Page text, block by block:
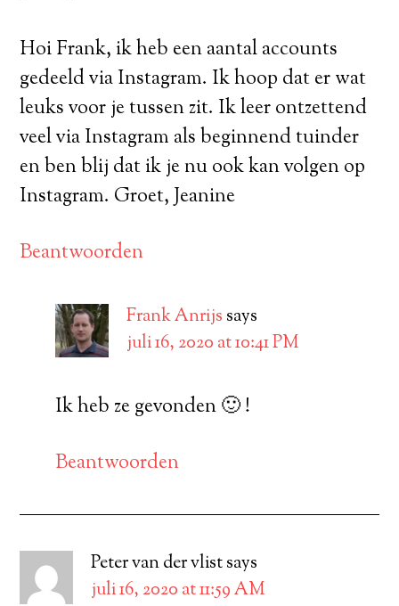
Hoi Frank, ik heb een aantal accounts
gedeeld via Instagram. Ik hoop dat er wat
leuks voor je tussen zit. Ik leer ontzettend
veel via Instagram als beginnend tuinder
en ben blij dat ik je nu ook kan volgen op
Instagram. Groet, Jeanine
Beantwoorden
Frank Anrijs says
juli 16, 2020 at 10:41 PM
Ik heb ze gevonden 🙂 !
Beantwoorden
Peter van der vlistsays
juli 16, 2020 at 11:59 AM